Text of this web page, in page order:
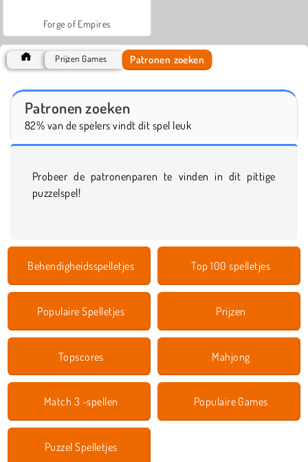
Forge of Empires
Prijzen Games Patronen zoeken
Patronen zoeken
82% van de spelers vindt dit spel leuk
Probeer de patronenparen te vinden in dit pittige
puzzelspel!
Behendigheidsspelletjes Top 100 spelletjes
Populaire Spelletjes Prijzen
Topscores Mahjong
Match 3 -spellen Populaire Games
Puzzel Spelletjes